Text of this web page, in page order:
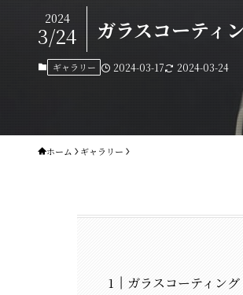
ガラスコーティ
2024
3/24
ギャラリー 2024-03-17 2024-03-24
ホーム ギャラリー
ガラスコーティン